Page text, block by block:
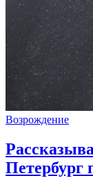
Возрождение
Петербург